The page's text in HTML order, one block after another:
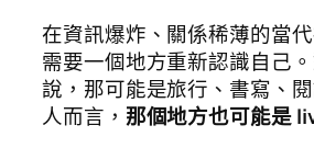
在資訊爆炸、關係稀薄的當
需要一個地方重新認識自己
說，那可能是旅行、書寫、
人而言， 那個地方也可能是